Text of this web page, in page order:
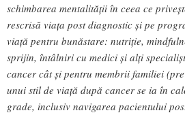
schimbarea mentalității în ceea ce
rescrisă viața post diagnostic și pe
viață pentru bunăstare: nutriție,
sprijin, întâlniri cu medici și alți
cancer cât și pentru membrii familiei
unui stil de viață după cancer se ia în
grade, inclusiv navigarea pacientului